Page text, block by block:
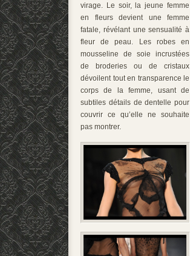
virage. Le soir, la jeune femme
en fleurs devient une femme
fatale, révélant une sensualité à
fleur de peau. Les robes en
mousseline de soie incrustées
de broderies ou de cristaux
dévoilent tout en transparence le
corps de la femme, usant de
subtiles détails de dentelle pour
couvrir ce qu’elle ne souhaite
pas montrer.